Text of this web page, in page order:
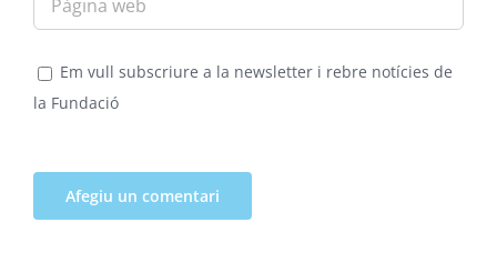
Em vull subscriure a la newsletter i rebre notícies de
la Fundació